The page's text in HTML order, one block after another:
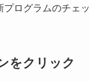
ログラムのチェ
をクリック